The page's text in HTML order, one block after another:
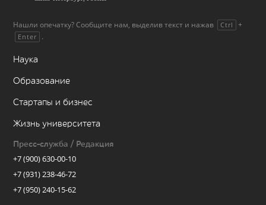
Нашли опечатку? Сообщите нам, выделив текст и нажав Ctrl +
Enter .
Наука
Образование
Стартапы и бизнес
Жизнь университета
Пресс-служба / Редакция
+7 (900) 630-00-10
+7 (931) 238-46-72
+7 (950) 240-15-62